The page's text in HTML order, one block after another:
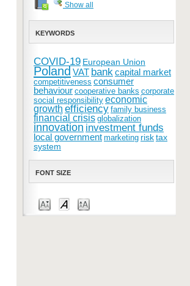
Show all
KEYWORDS
COVID-19 European Union
Poland VAT bankcapital market
competitiveness consumer
behaviour cooperative banks corporate
social responsibility economic
growth efficiency family business
financial crisis globalization
innovation investment funds
local government marketing risktax
system
FONT SIZE